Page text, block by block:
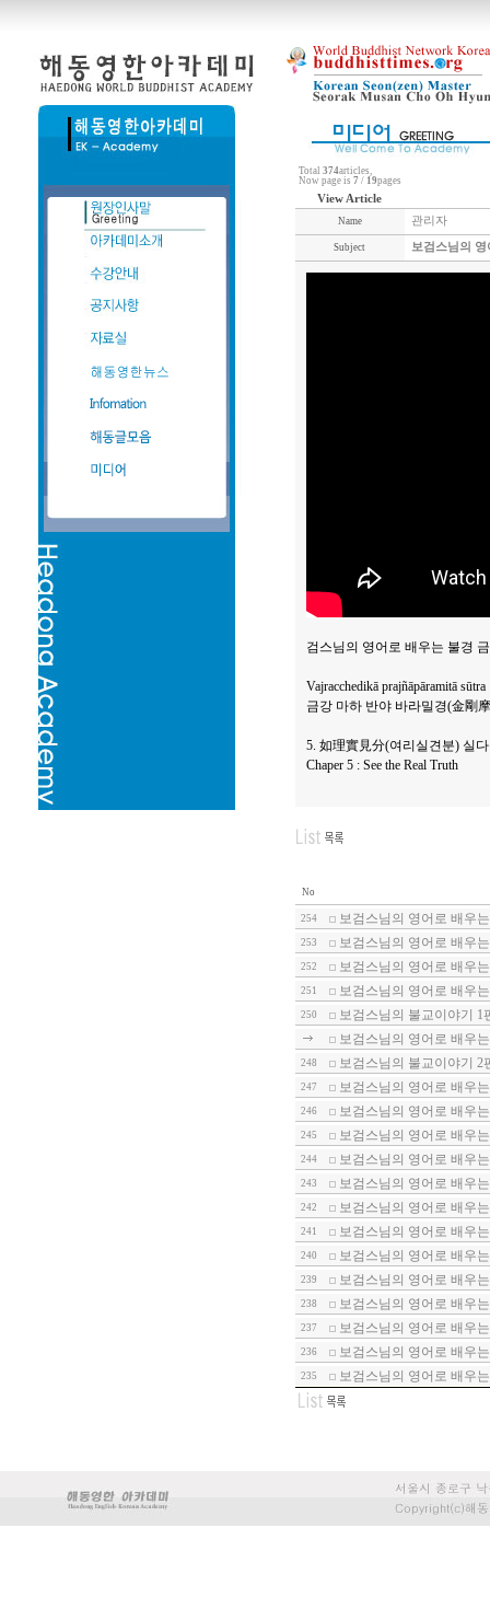
Total 374articles,
Now page is 7/ 19pages
View Article
Name 관리자
Subject 보검스님의
검스님의 영어로 배우는 불경
Vajracchedikā prajñāpāramitā sūtra
금강 마하 반야 바라밀경(金剛
5. 如理實見分(여리실견분) 실
Chaper 5 : See the Real Truth
No
254 보검스님의 영어로 배우
253 보검스님의 영어로 배우
252 보검스님의 영어로 배우
251 보검스님의 영어로 배우
250
보검스님의 불교이야기 1
보검스님의 영어로 배우
248 보검스님의 불교이야기 2
247 보검스님의 영어로 배우
246 보검스님의 영어로 배우
245 보검스님의 영어로 배우
244 보검스님의 영어로 배우
243 보검스님의 영어로 배우
242 보검스님의 영어로 배우
241 보검스님의 영어로 배우
240 보검스님의 영어로 배우
239 보검스님의 영어로 배우
238 보검스님의 영어로 배우
237 보검스님의 영어로 배우
236 보검스님의 영어로 배우
235 보검스님의 영어로 배우